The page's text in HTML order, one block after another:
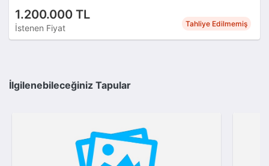
1.200.000 TL
İstenen Fiyat Tahliye Edilmemiş
İlgilenebileceğiniz Tapular